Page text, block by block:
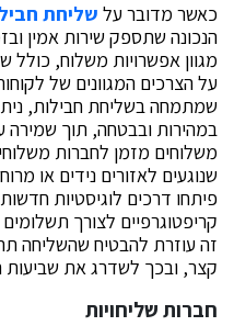
כאשר מדובר על שליחת
הנכונה שתספק שירות אמין
מגוון אפשרויות משלוח, כולל
על הצרכים המגוונים של
שמתמחה בשליחת חבילות,
במהירות ובבטחה, תוך שמירה
משלוחים מזמן לחברות
שנוגעים לאזורים נידים או
פיתחו דרכים לוגיסטיות
קריפטוגרפיים לצורך
זה עוזרת להבטיח שהשליחה
קצר, ובכך לשדרג את שביעות
חברות שליחויות